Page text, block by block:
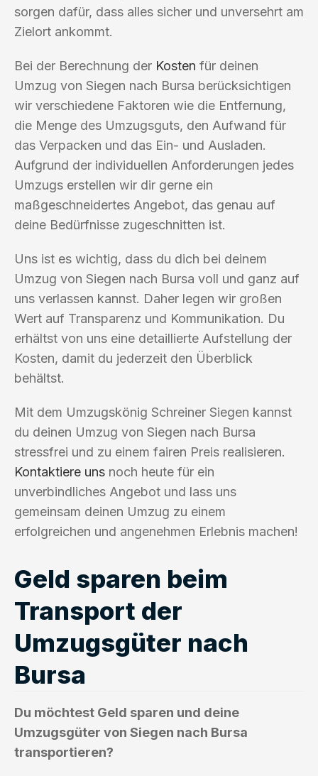
sorgen dafür, dass alles sicher und unversehrt am
Zielort ankommt.
Bei der Berechnung der Kosten für deinen
Umzug von Siegen nach Bursa berücksichtigen
wir verschiedene Faktoren wie die Entfernung,
die Menge des Umzugsguts, den Aufwand für
das Verpacken und das Ein- und Ausladen.
Aufgrund der individuellen Anforderungen jedes
Umzugs erstellen wir dir gerne ein
maßgeschneidertes Angebot, das genau auf
deine Bedürfnisse zugeschnitten ist.
Uns ist es wichtig, dass du dich bei deinem
Umzug von Siegen nach Bursa voll und ganz auf
uns verlassen kannst. Daher legen wir großen
Wert auf Transparenz und Kommunikation. Du
erhältst von uns eine detaillierte Aufstellung der
Kosten, damit du jederzeit den Überblick
behältst.
Mit dem Umzugskönig Schreiner Siegen kannst
du deinen Umzug von Siegen nach Bursa
stressfrei und zu einem fairen Preis realisieren.
Kontaktiere uns noch heute für ein
unverbindliches Angebot und lass uns
gemeinsam deinen Umzug zu einem
erfolgreichen und angenehmen Erlebnis machen!
Geld sparen beim
Transport der
Umzugsgüter nach
Bursa
Du möchtest Geld sparen und deine
Umzugsgüter von Siegen nach Bursa
transportieren?